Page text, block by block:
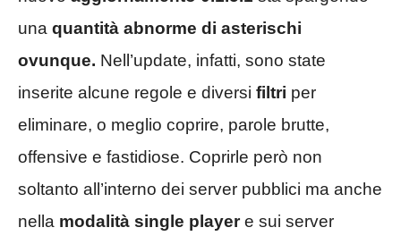
una quantità abnorme di asterischi
ovunque. Nell’update, infatti, sono state
inserite alcune regole e diversi filtri per
eliminare, o meglio coprire, parole brutte,
offensive e fastidiose. Coprirle però non
soltanto all’interno dei server pubblici ma anche
nella modalità single playere sui server